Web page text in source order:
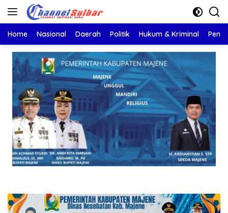
Langsung
Home Nasional Daerah Politik Hukum & Kriminal